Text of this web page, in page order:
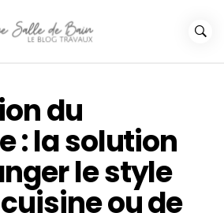
du
: la solution
le style
ou de